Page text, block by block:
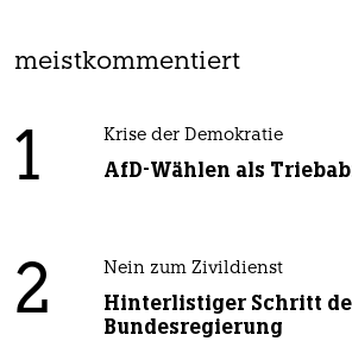
meistkommentiert
1 Krise der Demokratie
AfD-Wählen als
2 Nein zum Zivildienst
Hinterlistiger Schritt
Bundesregierung